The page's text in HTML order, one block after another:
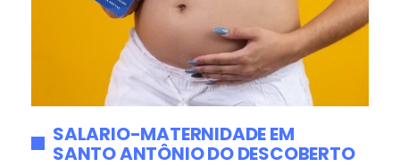
SALARIO-MATERNIDADE EM
SANTO ANTÔNIO DO DESCOBERTO